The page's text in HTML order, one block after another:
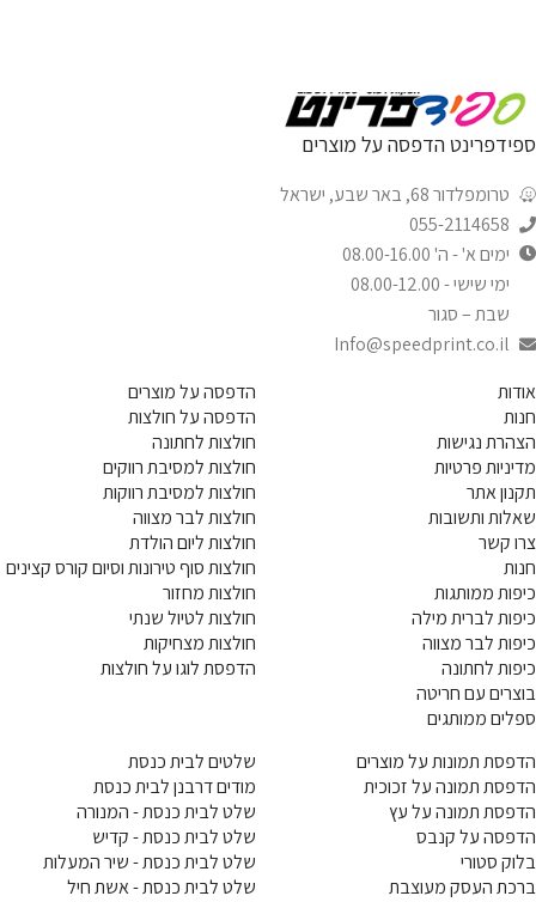
ספידפרינט הדפסה על מוצרים
טרומפלדור 68, באר שבע, ישראל
055-2114658
ימים א' - ה' 08.00-16.00
ימי שישי - 08.00-12.00
שבת – סגור
Info@speedprint.co.il
אודות
חנות
הצהרת נגישות
מדיניות פרטיות
תקנון אתר
שאלות ותשובות
צרו קשר
חנות
כיפות ממותגות
כיפות לברית מילה
כיפות לבר מצווה
כיפות לחתונה
בוצרים עם חריטה
ספלים ממותגים
הדפסה על מוצרים
הדפסה על חולצות
חולצות לחתונה
חולצות למסיבת רווקים
חולצות למסיבת רווקות
חולצות לבר מצווה
חולצות ליום הולדת
חולצות סוף טירונות וסיום קורס קצינים
חולצות מחזור
חולצות לטיול שנתי
חולצות מצחיקות
הדפסת לוגו על חולצות
הדפסת תמונות על מוצרים
הדפסת תמונה על זכוכית
הדפסת תמונה על עץ
הדפסה על קנבס
בלוק סטורי
ברכת העסק מעוצבת
שלטים לבית כנסת
מודים דרבנן לבית כנסת
שלט לבית כנסת - המנורה
שלט לבית כנסת - קדיש
שלט לבית כנסת - שיר המעלות
שלט לבית כנסת - אשת חיל